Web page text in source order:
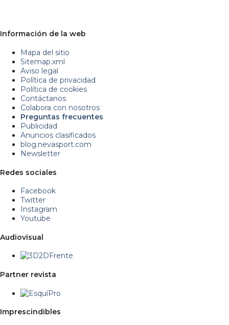
Información de la web
Mapa del sitio
Sitemap.xml
Aviso legal
Política de privacidad
Política de cookies
Contáctanos
Colabora con nosotros
Preguntas frecuentes
Publicidad
Anuncios clasificados
blog.nevasport.com
Newsletter
Redes sociales
Facebook
Twitter
Instagram
Youtube
Audiovisual
Partner revista
Imprescindibles